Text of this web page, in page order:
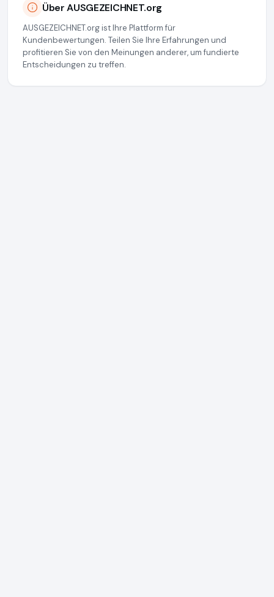
Über AUSGEZEICHNET.org
AUSGEZEICHNET.org ist Ihre Plattform für
Kundenbewertungen. Teilen Sie Ihre Erfahrungen und
profitieren Sie von den Meinungen anderer, um fundierte
Entscheidungen zu treffen.